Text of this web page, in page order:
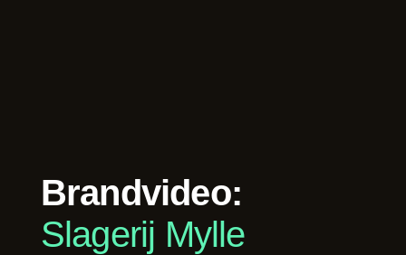
Brandvideo:
Slagerij Mylle